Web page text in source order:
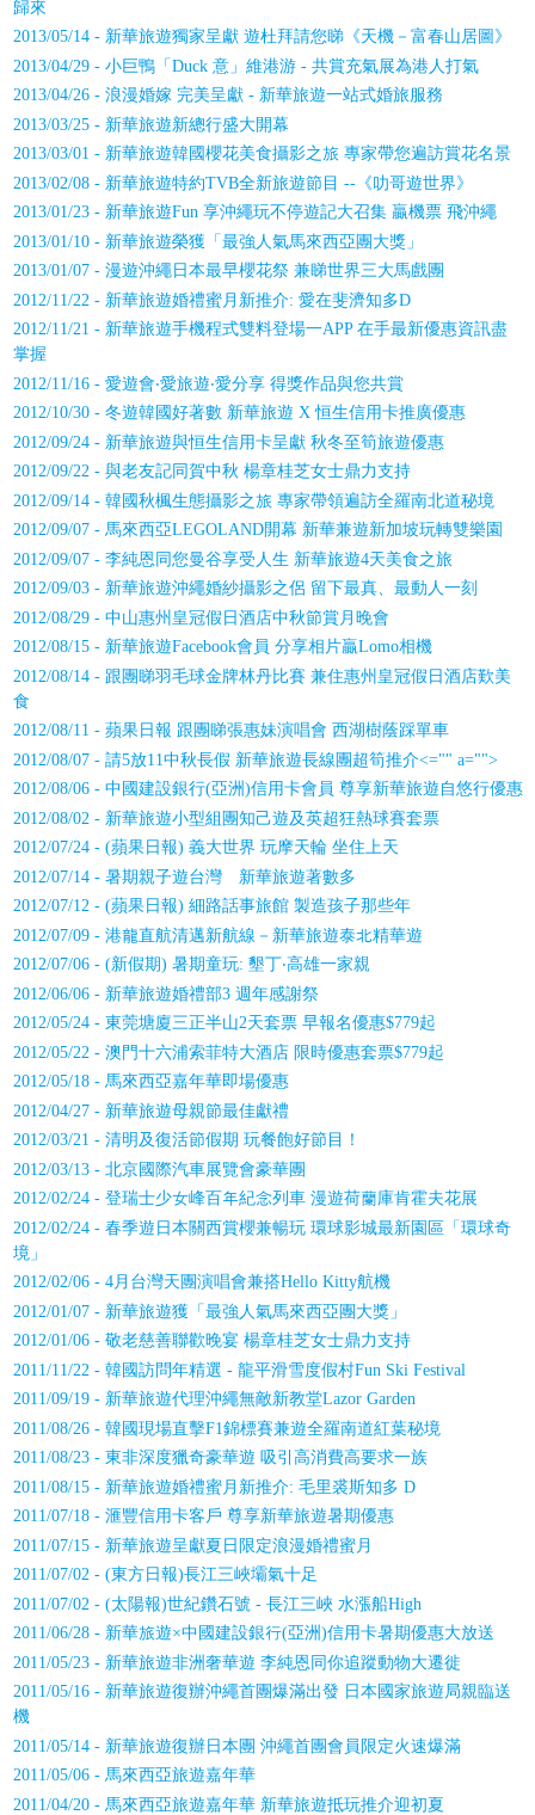
歸來
2013/05/14 - 新華旅遊獨家呈獻 遊杜拜請您睇《天機－富春山居圖》
2013/04/29 - 小巨鴨「Duck 意」維港游 - 共賞充氣展為港人打氣
2013/04/26 - 浪漫婚嫁 完美呈獻 - 新華旅遊一站式婚旅服務
2013/03/25 - 新華旅遊新總行盛大開幕
2013/03/01 - 新華旅遊韓國櫻花美食攝影之旅 專家帶您遍訪賞花名景
2013/02/08 - 新華旅遊特約TVB全新旅遊節目 --《叻哥遊世界》
2013/01/23 - 新華旅遊Fun 享沖繩玩不停遊記大召集 贏機票 飛沖繩
2013/01/10 - 新華旅遊榮獲「最強人氣馬來西亞團大獎」
2013/01/07 - 漫遊沖繩日本最早櫻花祭 兼睇世界三大馬戲團
2012/11/22 - 新華旅遊婚禮蜜月新推介: 愛在斐濟知多D
2012/11/21 - 新華旅遊手機程式雙料登場一APP 在手最新優惠資訊盡
掌握
2012/11/16 - 愛遊會‧愛旅遊‧愛分享 得獎作品與您共賞
2012/10/30 - 冬遊韓國好著數 新華旅遊 X 恒生信用卡推廣優惠
2012/09/24 - 新華旅遊與恒生信用卡呈獻 秋冬至筍旅遊優惠
2012/09/22 - 與老友記同賀中秋 楊章桂芝女士鼎力支持
2012/09/14 - 韓國秋楓生態攝影之旅 專家帶領遍訪全羅南北道秘境
2012/09/07 - 馬來西亞LEGOLAND開幕 新華兼遊新加坡玩轉雙樂園
2012/09/07 - 李純恩同您曼谷享受人生 新華旅遊4天美食之旅
2012/09/03 - 新華旅遊沖繩婚紗攝影之侶 留下最真、最動人一刻
2012/08/29 - 中山惠州皇冠假日酒店中秋節賞月晚會
2012/08/15 - 新華旅遊Facebook會員 分享相片贏Lomo相機
2012/08/14 - 跟團睇羽毛球金牌林丹比賽 兼住惠州皇冠假日酒店歎美
食
2012/08/11 - 蘋果日報 跟團睇張惠妹演唱會 西湖樹蔭踩單車
2012/08/07 - 請5放11中秋長假 新華旅遊長線團超筍推介<="" a="">
2012/08/06 - 中國建設銀行(亞洲)信用卡會員 尊享新華旅遊自悠行優惠
2012/08/02 - 新華旅遊小型組團知己遊及英超狂熱球賽套票
2012/07/24 - (蘋果日報) 義大世界 玩摩天輪 坐住上天
2012/07/14 - 暑期親子遊台灣 新華旅遊著數多
2012/07/12 - (蘋果日報) 細路話事旅館 製造孩子那些年
2012/07/09 - 港龍直航清邁新航線－新華旅遊泰北精華遊
2012/07/06 - (新假期) 暑期童玩: 墾丁‧高雄一家親
2012/06/06 - 新華旅遊婚禮部3 週年感謝祭
2012/05/24 - 東莞塘廈三正半山2天套票 早報名優惠$779起
2012/05/22 - 澳門十六浦索菲特大酒店 限時優惠套票$779起
2012/05/18 - 馬來西亞嘉年華即場優惠
2012/04/27 - 新華旅遊母親節最佳獻禮
2012/03/21 - 清明及復活節假期 玩餐飽好節目！
2012/03/13 - 北京國際汽車展覽會豪華團
2012/02/24 - 登瑞士少女峰百年紀念列車 漫遊荷蘭庫肯霍夫花展
2012/02/24 - 春季遊日本關西賞櫻兼暢玩 環球影城最新園區「環球奇
境」
2012/02/06 - 4月台灣天團演唱會兼搭Hello Kitty航機
2012/01/07 - 新華旅遊獲「最強人氣馬來西亞團大獎」
2012/01/06 - 敬老慈善聯歡晚宴 楊章桂芝女士鼎力支持
2011/11/22 - 韓國訪問年精選 - 龍平滑雪度假村Fun Ski Festival
2011/09/19 - 新華旅遊代理沖繩無敵新教堂Lazor Garden
2011/08/26 - 韓國現場直擊F1錦標賽兼遊全羅南道紅葉秘境
2011/08/23 - 東非深度獵奇豪華遊 吸引高消費高要求一族
2011/08/15 - 新華旅遊婚禮蜜月新推介: 毛里裘斯知多 D
2011/07/18 - 滙豐信用卡客戶 尊享新華旅遊暑期優惠
2011/07/15 - 新華旅遊呈獻夏日限定浪漫婚禮蜜月
2011/07/02 - (東方日報)長江三峽壩氣十足
2011/07/02 - (太陽報)世紀鑽石號 - 長江三峽 水漲船High
2011/06/28 - 新華旅遊×中國建設銀行(亞洲)信用卡暑期優惠大放送
2011/05/23 - 新華旅遊非洲奢華遊 李純恩同你追蹤動物大遷徙
2011/05/16 - 新華旅遊復辦沖繩首團爆滿出發 日本國家旅遊局親臨送
機
2011/05/14 - 新華旅遊復辦日本團 沖繩首團會員限定火速爆滿
2011/05/06 - 馬來西亞旅遊嘉年華
2011/04/20 - 馬來西亞旅遊嘉年華 新華旅遊抵玩推介迎初夏